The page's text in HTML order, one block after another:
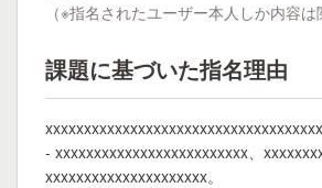
（※指名されたユーザー本人しか内容は
課題に基づいた指名理由
xxxxxxxxxxxxxxxxxxxxxxxxxxxxxxxxxxxx
- xxxxxxxxxxxxxxxxxxxxxxxxx、
xxxxxxxxxxxxxxxxxxxxx。